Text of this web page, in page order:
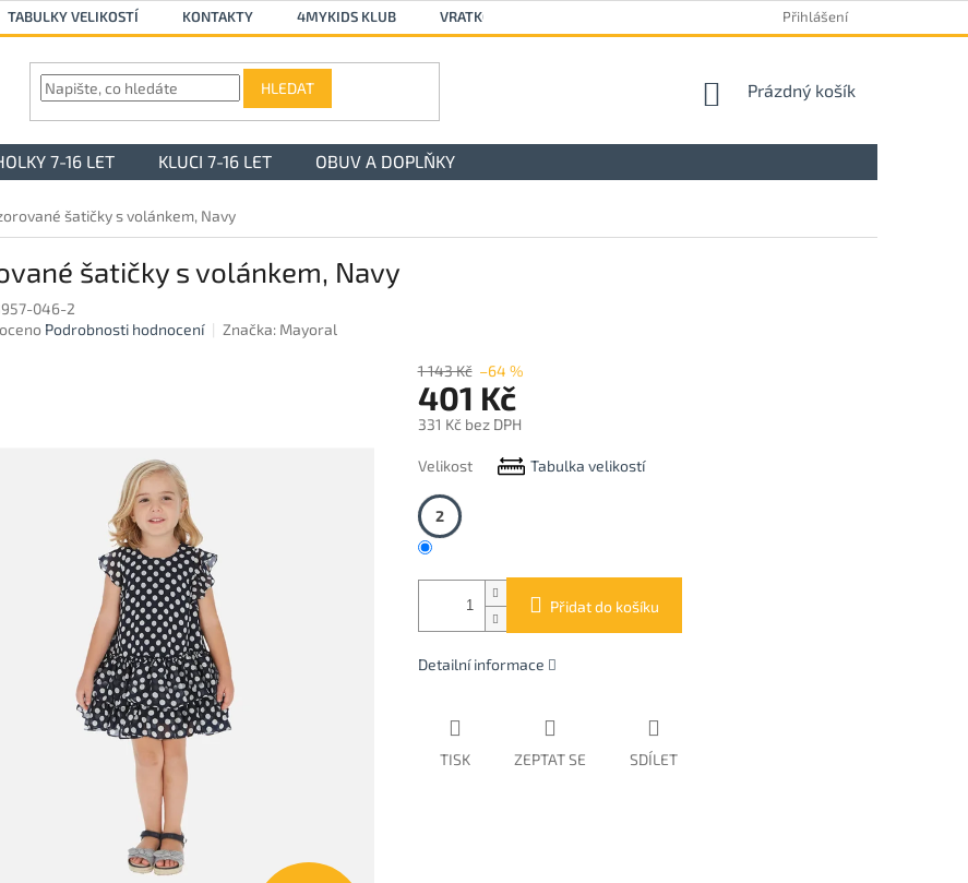
TABULKY VELIKOSTÍ KONTAKTY 4MYKIDS KLUB VRATKOVÝ FORMULÁŘ Přihlášení
HLEDAT
NÁKUPNÍ
Prázdný košík
7-16 LET KLUCI 7-16 LET OBUV A DOPLŇKY
šatičky s volánkem, Navy
šatičky s volánkem, Navy
046-2
Podrobnosti hodnocení Značka: Mayoral
1 143 Kč –64 %
401 Kč
331 Kč bez DPH
cena:
Velikost Tabulka velikostí
2
Přidat do košíku
Detailní informace
TISK ZEPTAT SE SDÍLET